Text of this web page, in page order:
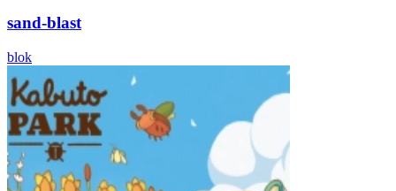
sand-blast
blok